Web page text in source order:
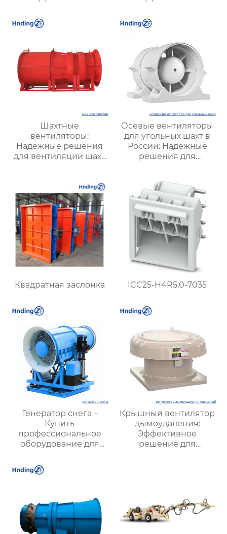
надежной вентиляции
оптимизации работы
Шахтные
вентиляторы:
Надежные решения
для вентиляции шахт
Осевые вентиляторы
для угольных шахт в
России: Надежные
решения для
безопасности
Квадратная заслонка ICC25-H4R5,0-7035
Генератор снега –
Купить
профессиональное
оборудование для
искусственного снега
Крышный вентилятор
дымоудаления:
Эффективное
решение для